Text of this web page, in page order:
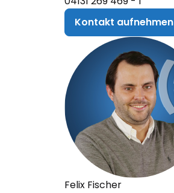
Kontakt aufnehmen
Felix Fischer